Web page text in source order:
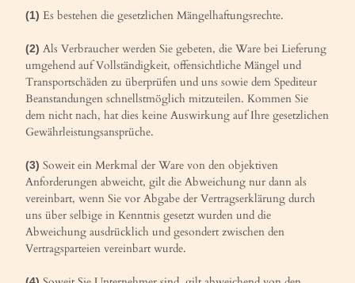
(1) Es bestehen die gesetzlichen Mängelhaftungsrechte.
(2) Als Verbraucher werden Sie gebeten, die Ware bei Lieferung
umgehend auf Vollständigkeit, offensichtliche Mängel und
Transportschäden zu überprüfen und uns sowie dem Spediteur
Beanstandungen schnellstmöglich mitzuteilen. Kommen Sie
dem nicht nach, hat dies keine Auswirkung auf Ihre gesetzlichen
Gewährleistungsansprüche.
(3) Soweit ein Merkmal der Ware von den objektiven
Anforderungen abweicht, gilt die Abweichung nur dann als
vereinbart, wenn Sie vor Abgabe der Vertragserklärung durch
uns über selbige in Kenntnis gesetzt wurden und die
Abweichung ausdrücklich und gesondert zwischen den
Vertragsparteien vereinbart wurde.